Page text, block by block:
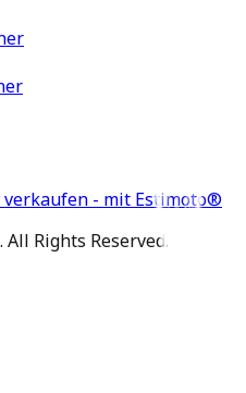
- mit Estimoto®
. All Rights Reserved.